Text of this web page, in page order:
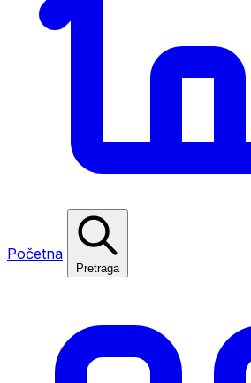
Početna
Pretraga